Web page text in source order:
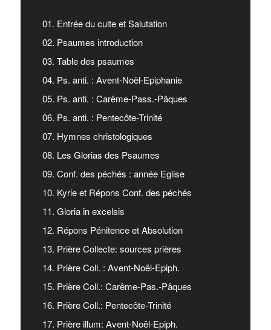
01. Entrée du culte et Salutation
02. Psaumes introduction
03. Table des psaumes
04. Ps. anti. : Avent-Noël-Epiphanie
05. Ps. anti. : Carême-Pass.-Pâques
06. Ps. anti. : Pentecôte-Trinité
07. Hymnes christologiques
08. Les Glorias des Psaumes
09. Conf. des péchés : année Eglise
10. Kyrie et Répons Conf. des péchés
11. Gloria in excelsis
12. Répons Pénitence et Absolution
13. Prière Collecte: sources prières
14. Prière Coll. : Avent-Noël-Epiph.
15. Prière Coll.: Carême-Pas.-Pâques
16. Prière Coll.: Pentecôte-Trinité
17. Prière illum: Avent-Noël-Epiph.